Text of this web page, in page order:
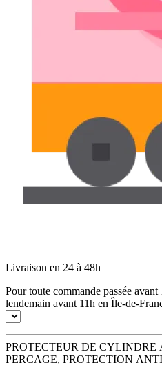
Livraison en 24 à 48h
Pour toute commande passée
lendemain avant 11h en Île-de-
PROTECTEUR DE
PERCAGE, PROTECTION